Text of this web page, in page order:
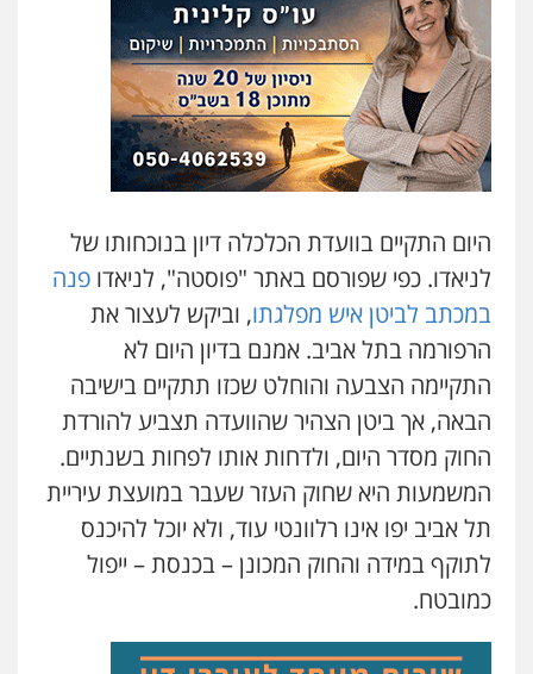
היום התקיים בוועדת הכלכלה דיון בנוכחותו של
לניאדו. כפי שפורסם באתר "פוסטה", לניאדו פנה
במכתב לביטן איש מפלגתו, וביקש לעצור את
הרפורמה בתל אביב. אמנם בדיון היום לא
התקיימה הצבעה והוחלט שכזו תתקיים בישיבה
הבאה, אך ביטן הצהיר שהוועדה תצביע להורדת
החוק מסדר היום, ולדחות אותו לפחות בשנתיים.
המשמעות היא שחוק העזר שעבר במועצת עיריית
תל אביב יפו אינו רלוונטי עוד, ולא יוכל להיכנס
לתוקף במידה והחוק המכונן – בכנסת – ייפול
כמובטח.